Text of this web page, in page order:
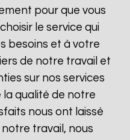
pour que vous
le service qui
besoins et à votre
de notre travail et
sur nos services
la qualité de notre
nous ont laissé
notre travail, nous